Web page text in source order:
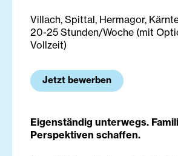
Villach, Spittal, Hermagor,
20-25 Stunden/Woche (mit
Vollzeit)
Jetzt bewerben
Eigenständig unterwegs.
Perspektiven schaffen.